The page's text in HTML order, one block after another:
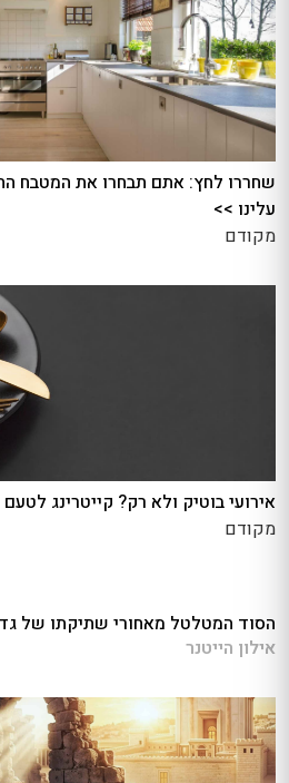
שחררו לחץ: אתם תבחרו את המטבח
עלינו >>
מקודם
אירועי בוטיק ולא רק? קייטרינג
מקודם
הסוד המטלטל מאחורי שתיקתו של
אילון הייטנר